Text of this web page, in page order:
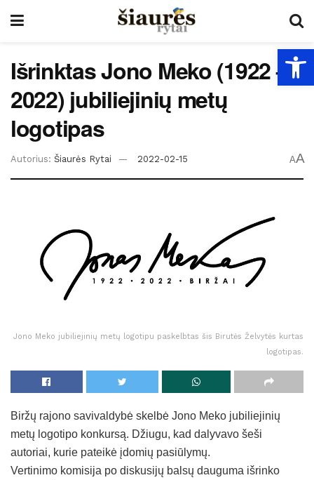
Išrinktas Jono Meko (1922 –
2022) jubiliejinių metų
logotipas
Autorius: Šiaurės Rytai 2022-02-15 AA
Jono Meko jubiliejinių metų logotipu paskelbtas šis Birutės Želvytės kurtas
logotipas.
Biržų rajono savivaldybė skelbė Jono Meko jubiliejinių
metų logotipo konkursą. Džiugu, kad dalyvavo šeši
autoriai, kurie pateikė įdomių pasiūlymų.
Vertinimo komisija po diskusijų balsų dauguma išrinko